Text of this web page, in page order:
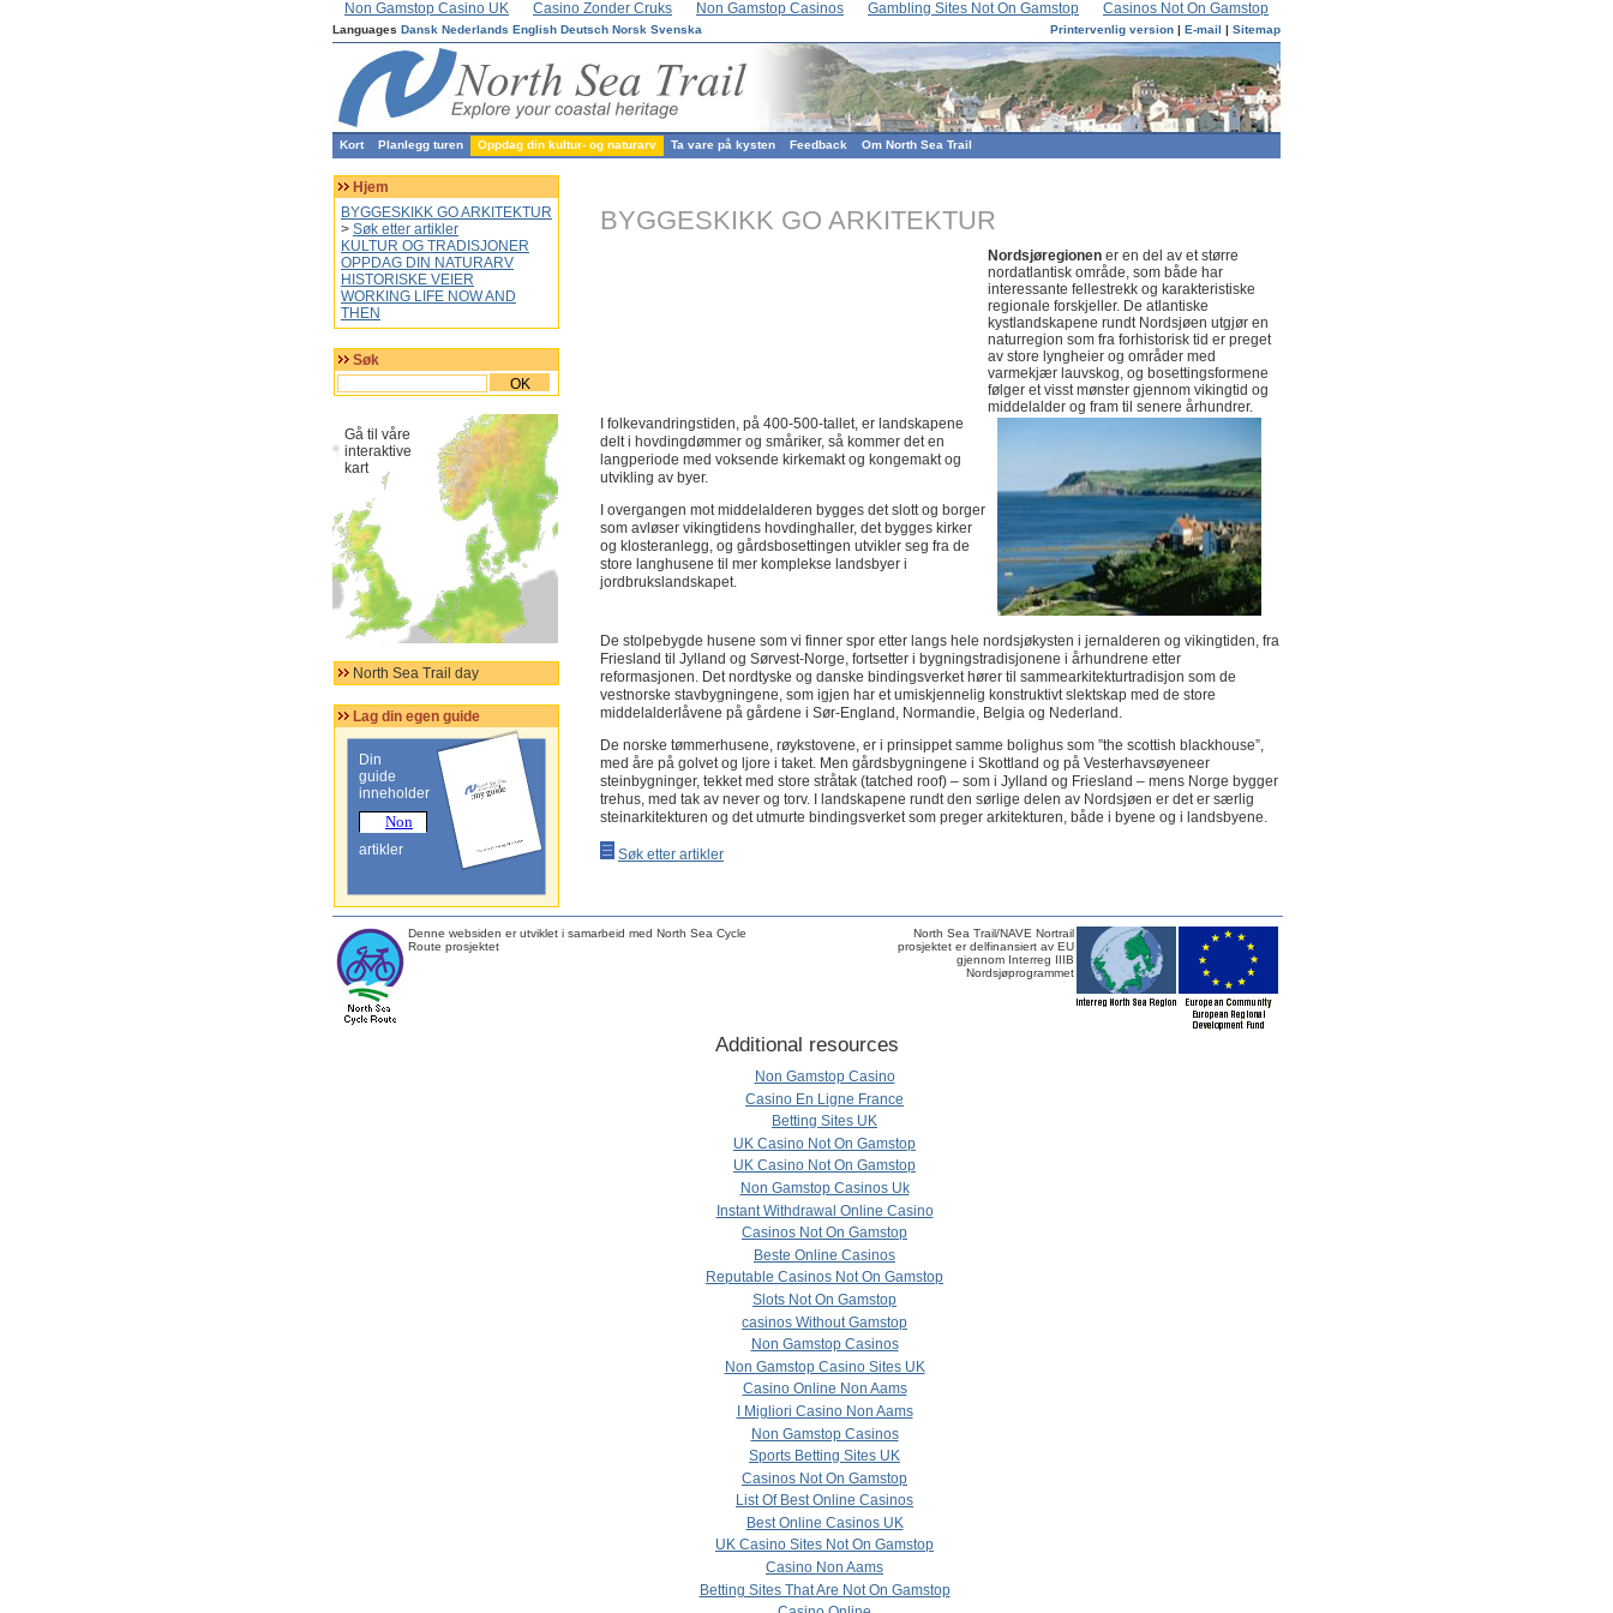
Non Gamstop Casino UK Casino Zonder Cruks Non Gamstop Casinos Gambling Sites Not On Gamstop Casinos Not On Gamstop
Languages Dansk Nederlands English Deutsch Norsk Svenska Printervenlig version | E-mail | Sitemap
Kort Planlegg turen Oppdag din kultur- og naturarv Ta vare på kysten Feedback Om North Sea Trail
Hjem
BYGGESKIKK GO ARKITEKTUR
> Søk etter artikler
KULTUR OG TRADISJONER
OPPDAG DIN NATURARV
HISTORISKE VEIER
WORKING LIFE NOW AND
THEN
Søk
OK
Gå til våre
interaktive
kart
North Sea Trail day
Lag din egen guide
Din
guide
inneholder
artikler
BYGGESKIKK GO ARKITEKTUR
Nordsjøregionen er en del av et større
nordatlantisk område, som både har
interessante fellestrekk og karakteristiske
regionale forskjeller. De atlantiske
kystlandskapene rundt Nordsjøen utgjør en
naturregion som fra forhistorisk tid er preget
av store lyngheier og områder med
varmekjær lauvskog, og bosettingsformene
følger et visst mønster gjennom vikingtid og
middelalder og fram til senere århundrer.
I folkevandringstiden, på 400-500-tallet, er landskapene
delt i hovdingdømmer og småriker, så kommer det en
langperiode med voksende kirkemakt og kongemakt og
utvikling av byer.
I overgangen mot middelalderen bygges det slott og borger
som avløser vikingtidens hovdinghaller, det bygges kirker
og klosteranlegg, og gårdsbosettingen utvikler seg fra de
store langhusene til mer komplekse landsbyer i
jordbrukslandskapet.
De stolpebygde husene som vi finner spor etter langs hele nordsjøkysten i jernalderen og vikingtiden, fra
Friesland til Jylland og Sørvest-Norge, fortsetter i bygningstradisjonene i århundrene etter
reformasjonen. Det nordtyske og danske bindingsverket hører til sammearkitekturtradisjon som de
vestnorske stavbygningene, som igjen har et umiskjennelig konstruktivt slektskap med de store
middelalderlåvene på gårdene i Sør-England, Normandie, Belgia og Nederland.
De norske tømmerhusene, røykstovene, er i prinsippet samme bolighus som ”the scottish blackhouse”,
med åre på golvet og ljore i taket. Men gårdsbygningene i Skottland og på Vesterhavsøyeneer
steinbygninger, tekket med store stråtak (tatched roof) – som i Jylland og Friesland – mens Norge bygger
trehus, med tak av never og torv. I landskapene rundt den sørlige delen av Nordsjøen er det er særlig
steinarkitekturen og det utmurte bindingsverket som preger arkitekturen, både i byene og i landsbyene.
Søk etter artikler
Denne websiden er utviklet i samarbeid med North Sea Cycle
Route prosjektet
North Sea Trail/NAVE Nortrail
prosjektet er delfinansiert av EU
gjennom Interreg IIIB
Nordsjøprogrammet
Additional resources
Non Gamstop Casino
Casino En Ligne France
Betting Sites UK
UK Casino Not On Gamstop
UK Casino Not On Gamstop
Non Gamstop Casinos Uk
Instant Withdrawal Online Casino
Casinos Not On Gamstop
Beste Online Casinos
Reputable Casinos Not On Gamstop
Slots Not On Gamstop
сasinos Without Gamstop
Non Gamstop Casinos
Non Gamstop Casino Sites UK
Casino Online Non Aams
I Migliori Casino Non Aams
Non Gamstop Casinos
Sports Betting Sites UK
Casinos Not On Gamstop
List Of Best Online Casinos
Best Online Casinos UK
UK Casino Sites Not On Gamstop
Casino Non Aams
Betting Sites That Are Not On Gamstop